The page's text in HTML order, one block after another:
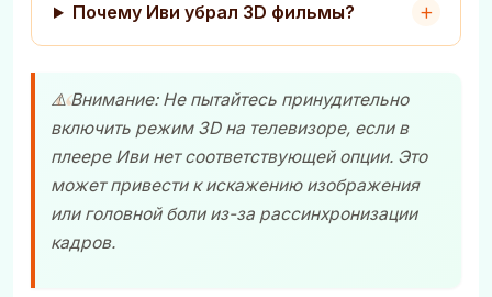
Почему Иви убрал 3D фильмы?
⚠️ Внимание: Не пытайтесь принудительно
включить режим 3D на телевизоре, если в
плеере Иви нет соответствующей опции. Это
может привести к искажению изображения
или головной боли из-за рассинхронизации
кадров.